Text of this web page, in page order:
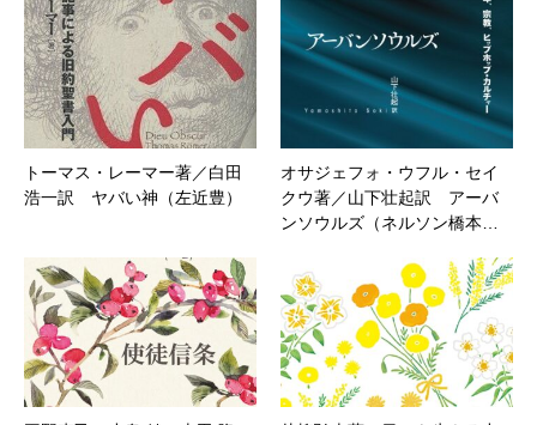
トーマス・レーマー著／白田
浩一訳 ヤバい神（左近豊）
オサジェフォ・ウフル・セイ
クウ著／山下壮起訳 アーバ
ンソウルズ（ネルソン橋本…